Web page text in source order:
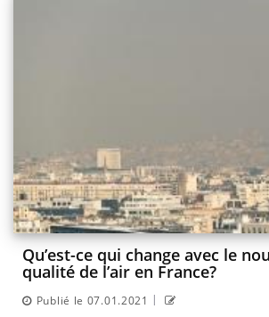
Qu’est-ce qui change avec le
qualité de l’air en France?
Publié le 07.01.2021 |